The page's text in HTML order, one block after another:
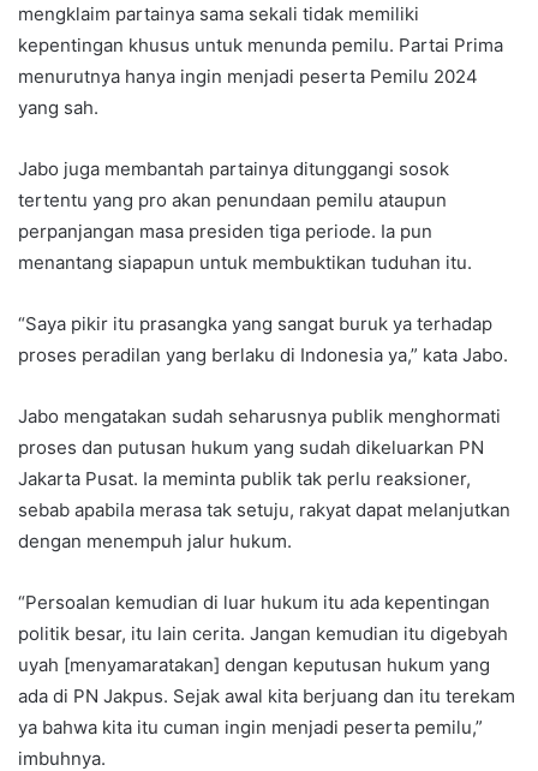
mengklaim partainya sama sekali tidak memiliki
kepentingan khusus untuk menunda pemilu. Partai Prima
menurutnya hanya ingin menjadi peserta Pemilu 2024
yang sah.
Jabo juga membantah partainya ditunggangi sosok
tertentu yang pro akan penundaan pemilu ataupun
perpanjangan masa presiden tiga periode. Ia pun
menantang siapapun untuk membuktikan tuduhan itu.
“Saya pikir itu prasangka yang sangat buruk ya terhadap
proses peradilan yang berlaku di Indonesia ya,” kata Jabo.
Jabo mengatakan sudah seharusnya publik menghormati
proses dan putusan hukum yang sudah dikeluarkan PN
Jakarta Pusat. Ia meminta publik tak perlu reaksioner,
sebab apabila merasa tak setuju, rakyat dapat melanjutkan
dengan menempuh jalur hukum.
“Persoalan kemudian di luar hukum itu ada kepentingan
politik besar, itu lain cerita. Jangan kemudian itu digebyah
uyah [menyamaratakan] dengan keputusan hukum yang
ada di PN Jakpus. Sejak awal kita berjuang dan itu terekam
ya bahwa kita itu cuman ingin menjadi peserta pemilu,”
imbuhnya.